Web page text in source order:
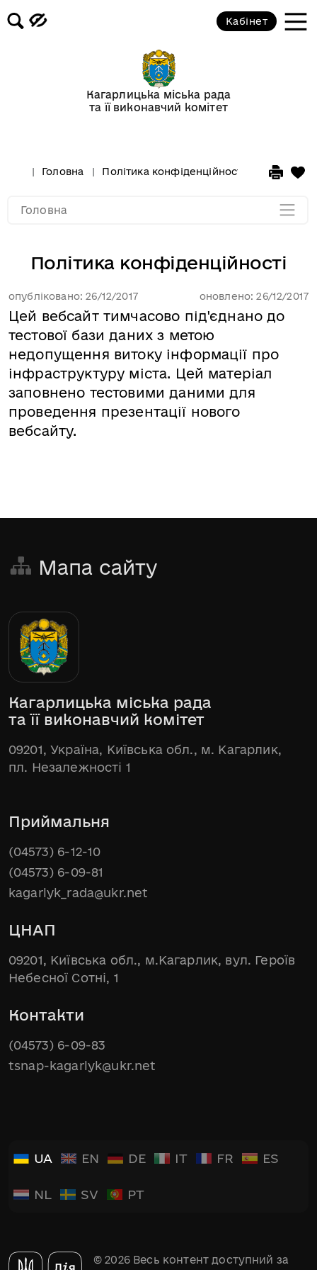
Кагарлицька міська рада
та її виконавчий комітет
Кабінет
Головна Політика конфіденційності
Політика конфіденційності
опубліковано: 26/12/2017 оновлено: 26/12/2017
Цей вебсайт тимчасово під'єднано до
тестової бази даних з метою
недопущення витоку інформації про
інфраструктуру міста. Цей матеріал
заповнено тестовими даними для
проведення презентації нового
вебсайту.
Головна
Мапа сайту
Кагарлицька міська рада
та її виконавчий комітет
09201, Україна, Київська обл., м. Кагарлик,
пл. Незалежності 1
Приймальня
(04573) 6-12-10
(04573) 6-09-81
kagarlyk_rada@ukr.net
ЦНАП
09201, Київська обл., м.Кагарлик, вул. Героїв
Небесної Сотні, 1
Контакти
(04573) 6-09-83
tsnap-kagarlyk@ukr.net
UA EN DE IT FR ES
NL SV PT
© 2026 Весь контент доступний за